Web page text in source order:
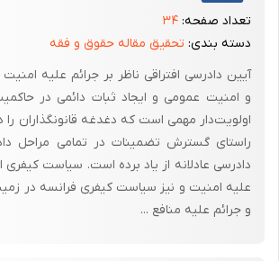
اختلاف به بردگان می پرداخت.
نظم و امنیت همگانی- مسائل سیاسی و نظامی.
در این دوره دادگاه علنی بود. می توانستند از
قضات از احترام خاصی برخوردار بودند. احکامی که از
می‌شد قابل پژوهش در دادگاه پایتخت که با
رئیس دیوانعالی کشور محسوب می شد. اگر او
وثیقه از مجرمان گرفته می شد. در دادگاه خاص دو
تعداد صفحه: ۳۴
دسته بندی: تحقیق مقاله حقوق و فقه
آیین دادرسی افتراقی ناظر بر جرائم علیه
و امنیت عمومی و ایجاد ثبات دائمی در
اولویت‌دار مهمی است که دغدغه قانونگذاران را
راستای گسترش تضمینات در تمامی مراحل
دادرسی عادلانه از یاد برده است. سیاست کیفری
علیه امنیت و نیز سیاست کیفری فرانسه در
و جرائم علیه منافع ...